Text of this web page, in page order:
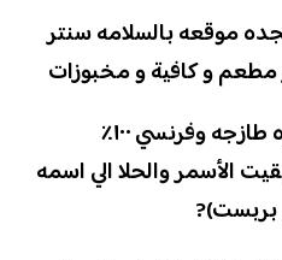
موقعه بالسلامه سنتر
و كافية و مخبوزات
وفرنسي ١٠٠٪‏
الأسمر والحلا الي اسمه